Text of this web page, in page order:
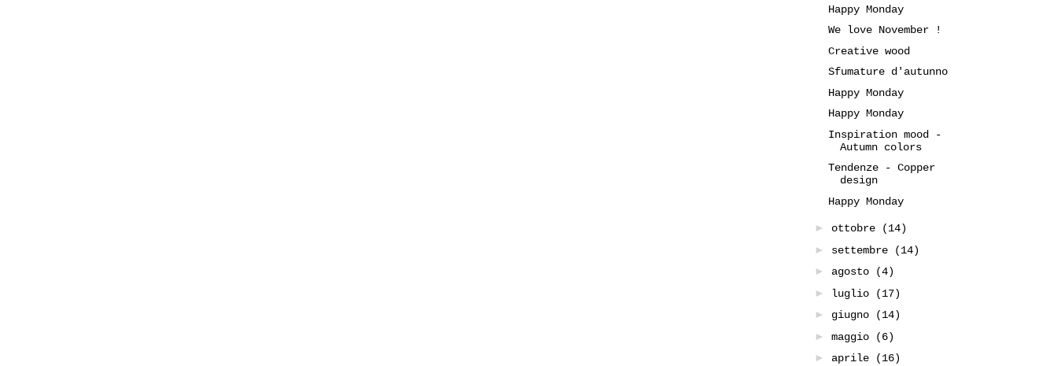
Happy Monday
We love November !
Creative wood
Sfumature d'autunno
Happy Monday
Happy Monday
Inspiration mood -
Autumn colors
Tendenze - Copper
design
Happy Monday
► ottobre
(14)
► settembre
(14)
► agosto
(4)
► luglio
(17)
► giugno
(14)
► maggio
(6)
► aprile
(16)